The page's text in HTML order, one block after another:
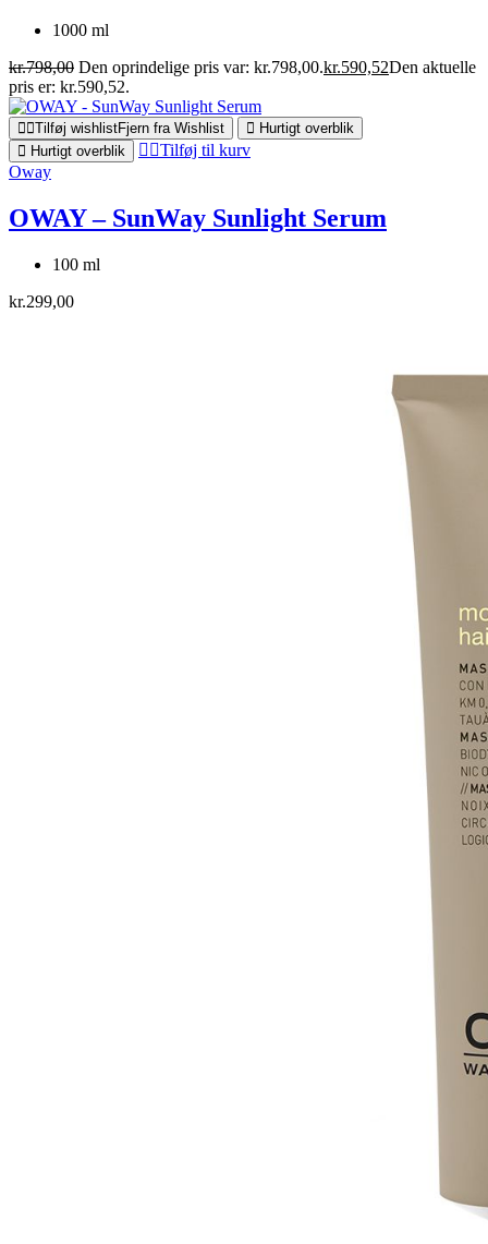
1000 ml
kr.798,00 Den oprindelige pris var: kr.798,00.kr.590,52Den aktuelle
pris er: kr.590,52.
Tilføj wishlistFjern fra Wishlist
Hurtigt overblik
Hurtigt overblik
Tilføj til kurv
Oway
OWAY – SunWay Sunlight Serum
100 ml
kr.299,00